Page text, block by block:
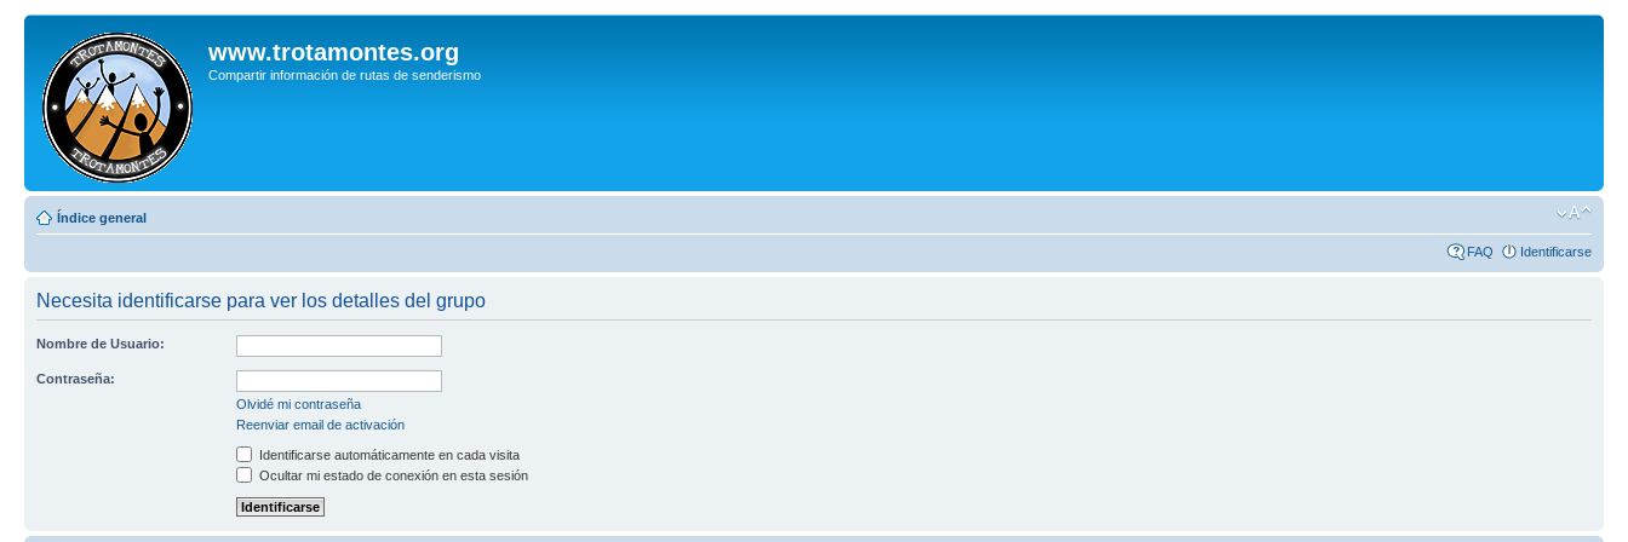
www.trotamontes.org
Compartir información de rutas de senderismo
Índice general
FAQ Identificarse
Necesita identificarse para ver los detalles del grupo
Nombre de Usuario:
Contraseña:
Olvidé mi contraseña
Reenviar email de activación
Identificarse automáticamente en cada visita
Ocultar mi estado de conexión en esta sesión